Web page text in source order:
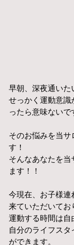
早朝、深夜通いた
せっかく運動意
ったら意味ないで
そのお悩みを当サ
す！
そんなあなたを
ます！！
今現在、お子様
来ていただいてお
運動する時間は自
自分のライフス
ができます。